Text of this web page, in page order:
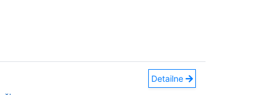
Detailne